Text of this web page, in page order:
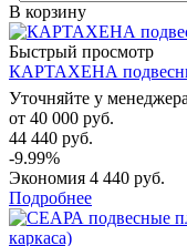
В корзину
Быстрый просмотр
КАРТАХЕНА
Уточняйте у менеджера
от 40 000 руб.
44 440 руб.
-9.99%
Экономия 4 440 руб.
Подробнее